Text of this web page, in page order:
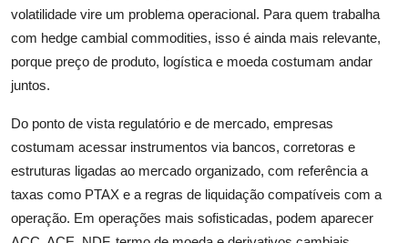
volatilidade vire um problema operacional. Para quem trabalha
com hedge cambial commodities, isso é ainda mais relevante,
porque preço de produto, logística e moeda costumam andar
juntos.
Do ponto de vista regulatório e de mercado, empresas
costumam acessar instrumentos via bancos, corretoras e
estruturas ligadas ao mercado organizado, com referência a
taxas como PTAX e a regras de liquidação compatíveis com a
operação. Em operações mais sofisticadas, podem aparecer